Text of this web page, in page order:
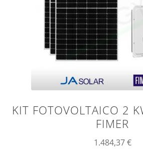
KIT FOTOVOLTAICO 2
FIMER
1.484,37€